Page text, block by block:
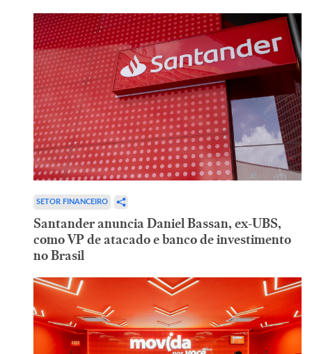
SETOR FINANCEIRO
Santander anuncia Daniel Bassan, ex-UBS,
como VP de atacado e banco de investimento
no Brasil